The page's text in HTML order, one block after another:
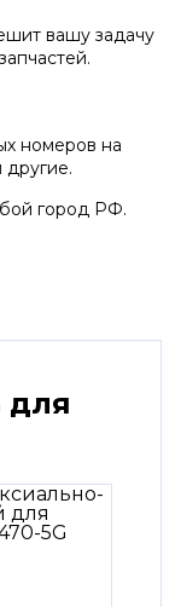
вашу задачу
номеров на
город РФ.
для